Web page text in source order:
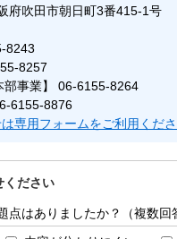
吹田市朝日町3番415-1号
8243
8257
部事業】 06-6155-8264
6155-8876
専用フォームをご利用くださ
ください
点はありましたか？（複数回